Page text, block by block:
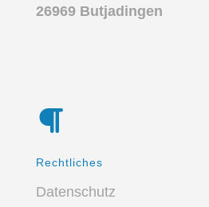
26969 Butjadingen
Rechtliches
Datenschutz